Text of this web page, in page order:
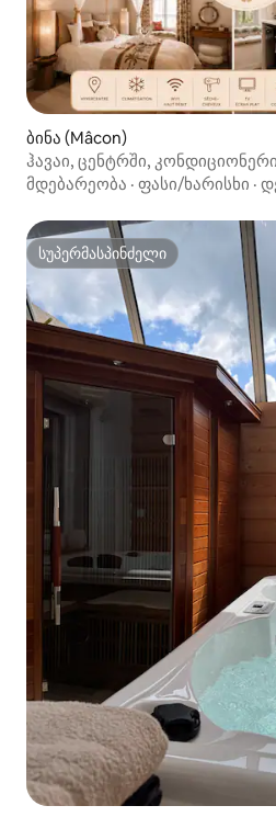
ბინა (Mâcon)
ჰავაი, ცენტრში, კონდიციონერი
მდებარეობა · ფასი/ხარისხი ·
სუპერმასპინძელი
სუპერმასპინძელი